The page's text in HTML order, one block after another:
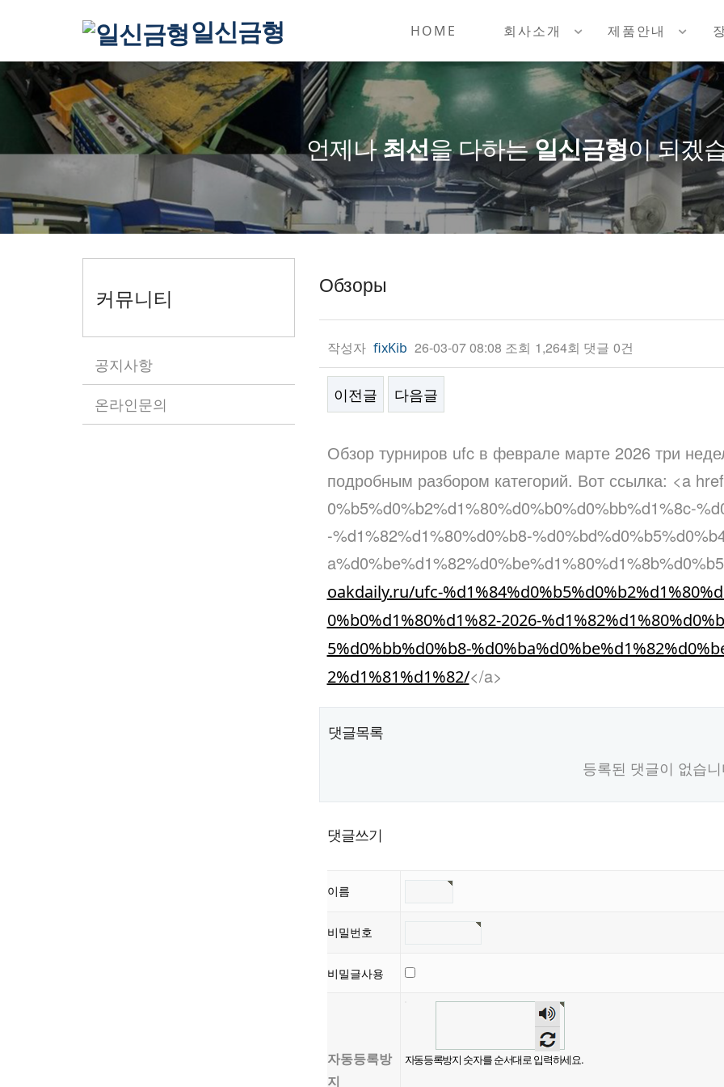
일신금형 HOME 회사소개 제품안내
언제나최선을 다하는일신금형이 되겠
커뮤니티
공지사항
온라인문의
Обзоры
작성자 fixKib 26-03-07 08:08 조회 1,264회 댓글 0건
이전글 다음글
본문
Обзор турниров ufc в феврале марте 2026 три
подробным разбором категорий. Вот ссылка: <a
0%b5%d0%b2%d1%80%d0%b0%d0%bb%d1%8c-
-%d1%82%d1%80%d0%b8-
oakdaily.ru/ufc-
0%b0%d1%80%d1%82-2026-
5%d0%bb%d0%b8-
2%d1%81%d1%82/</a>
댓글목록
등록된 댓글이 없습
댓글쓰기
이름
비밀번호
비밀글사용
자동등록방